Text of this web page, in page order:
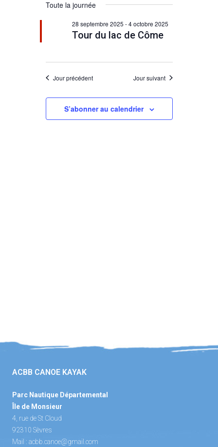
for
octobre
2025
et
navigation
de
vues
Évènements
vues
Évènement
une
Toute la journée
Tour du lac de Côme
28 septembre 2025 -4 octobre 2025
Jour précédent Jour suivant
S’abonner au calendrier
ACBB CANOE KAYAK
Parc Nautique Départemental
Île de Monsieur
4, rue de St Cloud
92310 Sèvres
Mail : acbb.canoe@gmail.com